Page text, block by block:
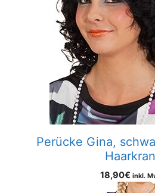
Perücke Gina,
18,90€ inkl.